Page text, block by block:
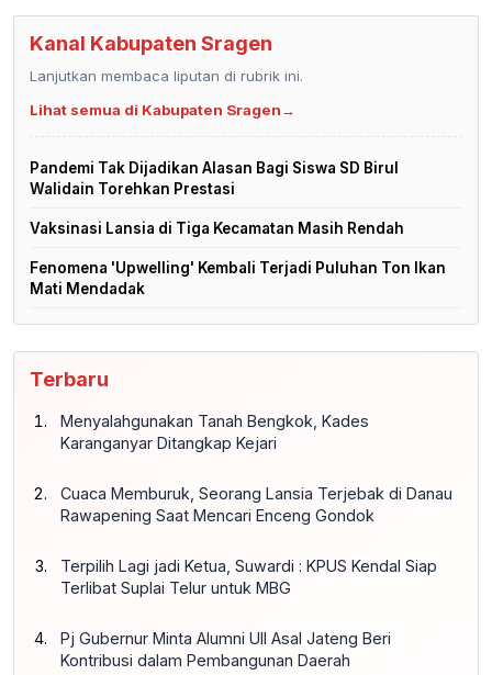
Kanal Kabupaten Sragen
Lanjutkan membaca liputan di rubrik ini.
Lihat semua di Kabupaten Sragen→
Pandemi Tak Dijadikan Alasan Bagi Siswa SD Birul
Walidain Torehkan Prestasi
Vaksinasi Lansia di Tiga Kecamatan Masih Rendah
Fenomena 'Upwelling' Kembali Terjadi Puluhan Ton Ikan
Mati Mendadak
Terbaru
Menyalahgunakan Tanah Bengkok, Kades
Karanganyar Ditangkap Kejari
Cuaca Memburuk, Seorang Lansia Terjebak di Danau
Rawapening Saat Mencari Enceng Gondok
Terpilih Lagi jadi Ketua, Suwardi : KPUS Kendal Siap
Terlibat Suplai Telur untuk MBG
Pj Gubernur Minta Alumni UII Asal Jateng Beri
Kontribusi dalam Pembangunan Daerah